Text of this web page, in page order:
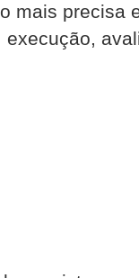
mais precisa